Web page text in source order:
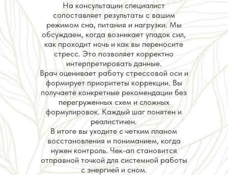
На консультации специалист
сопоставляет результаты с вашим
режимом сна, питания и нагрузки. Мы
обсуждаем, когда возникает упадок сил,
как проходит ночь и как вы переносите
стресс. Это позволяет корректно
интерпретировать данные.
Врач оценивает работу стрессовой оси и
формирует приоритеты коррекции. Вы
получаете конкретные рекомендации без
перегруженных схем и сложных
формулировок. Каждый шаг понятен и
реалистичен.
В итоге вы уходите с четким планом
восстановления и пониманием, когда
нужен контроль. Чек-ап становится
отправной точкой для системной работы
с энергией и сном.